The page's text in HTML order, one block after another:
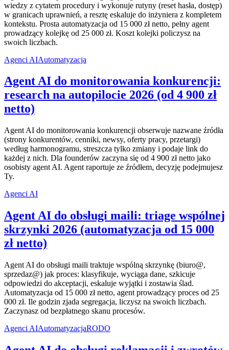
wiedzy z cytatem procedury i wykonuje rutyny (reset hasła, dostęp)
w granicach uprawnień, a resztę eskaluje do inżyniera z kompletem
kontekstu. Prosta automatyzacja od 15 000 zł netto, pełny agent
prowadzący kolejkę od 25 000 zł. Koszt kolejki policzysz na
swoich liczbach.
Agenci AIAutomatyzacja
Agent AI do monitorowania konkurencji:
research na autopilocie 2026 (od 4 900 zł
netto)
Agent AI do monitorowania konkurencji obserwuje nazwane źródła
(strony konkurentów, cenniki, newsy, oferty pracy, przetargi)
według harmonogramu, streszcza tylko zmiany i podaje link do
każdej z nich. Dla founderów zaczyna się od 4 900 zł netto jako
osobisty agent AI. Agent raportuje ze źródłem, decyzję podejmujesz
Ty.
Agenci AI
Agent AI do obsługi maili: triage wspólnej
skrzynki 2026 (automatyzacja od 15 000
zł netto)
Agent AI do obsługi maili traktuje wspólną skrzynkę (biuro@,
sprzedaz@) jak proces: klasyfikuje, wyciąga dane, szkicuje
odpowiedzi do akceptacji, eskaluje wyjątki i zostawia ślad.
Automatyzacja od 15 000 zł netto, agent prowadzący proces od 25
000 zł. Ile godzin zjada segregacja, liczysz na swoich liczbach.
Zaczynasz od bezpłatnego skanu procesów.
Agenci AIAutomatyzacjaRODO